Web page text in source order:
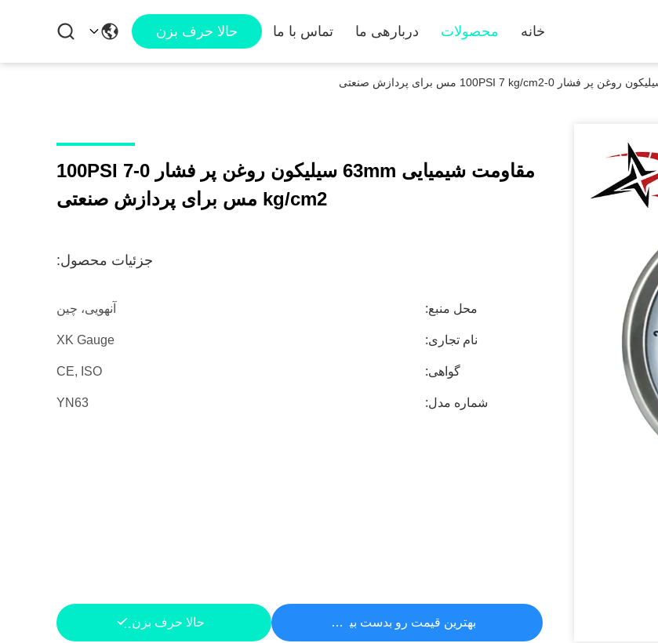
خانه محصولات دربارهی ما تماس با ما حالا حرف بزن
مقاومت شیمیایی 63mm سیلیکون روغن پر فشار 0-100PSI 7
kg/cm2 مس برای پردازش صنعتی
جزئیات محصول:
محل منبع: آنهویی، چین
نام تجاری: XK Gauge
گواهی: CE, ISO
شماره مدل: YN63
بهترین قیمت رو بدست بیار حالا حرف بزن